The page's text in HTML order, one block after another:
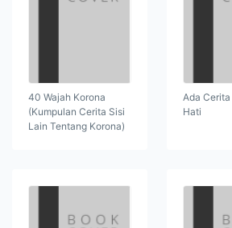
40 Wajah Korona
(Kumpulan Cerita Sisi
Lain Tentang Korona)
Ada
Hati